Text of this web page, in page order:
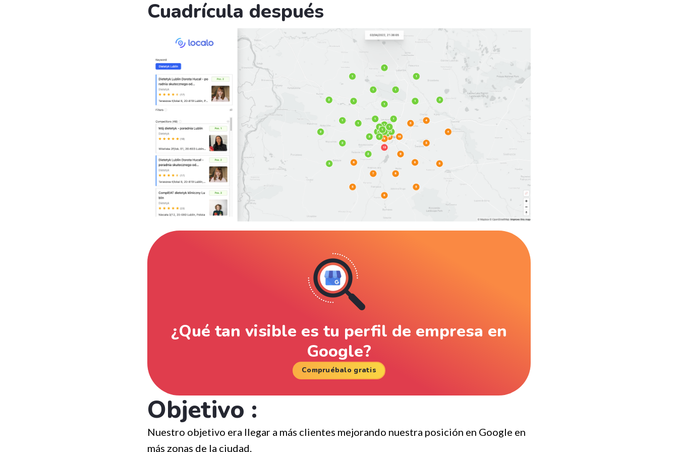
Cuadrícula después
¿Qué tan visible es tu perfil de empresa en
Google?
Compruébalo gratis
Objetivo :
Nuestro objetivo era llegar a más clientes mejorando nuestra posición en Google en
más zonas de la ciudad.